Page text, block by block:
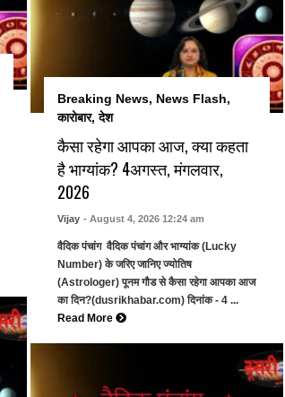
Breaking News, News Flash,
कारोबार,देश
कैसा रहेगा आपका आज, क्या कहता
है भाग्यांक? 4अगस्त, मंगलवार,
2026
Vijay - August 4, 2026 12:24 am
वैदिक पंचांग वैदिक पंचांग और भाग्यांक (Lucky
Number) के जरिए जानिए ज्योतिष
(Astrologer) पूनम गौड से कैसा रहेगा आपका आज
का दिन?(dusrikhabar.com) दिनांक - 4 ...
Read More